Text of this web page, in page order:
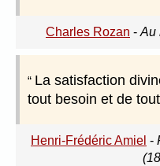
Charles Rozan - Au
La satisfaction
tout besoin et de
Henri-Frédéric Amiel -